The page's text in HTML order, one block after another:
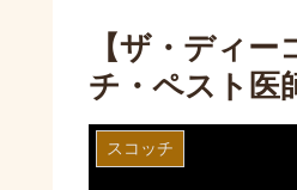
【ザ・ディ
チ・ペスト医
スコッチ